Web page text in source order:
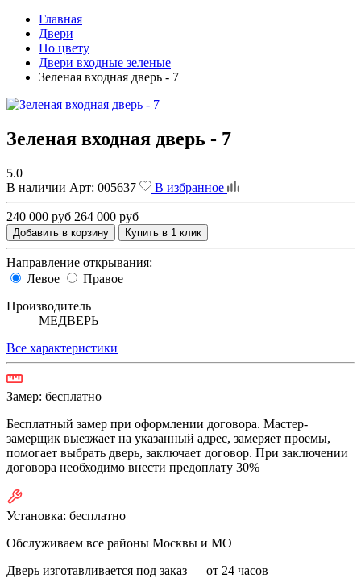
Главная
Двери
По цвету
Двери входные зеленые
Зеленая входная дверь - 7
Зеленая входная дверь - 7
5.0
В наличии Арт: 005637 В избранное
240 000 руб 264 000 руб
Добавить в корзину Купить в 1 клик
Направление открывания:
Левое
Правое
Производитель
МЕДВЕРЬ
Все характеристики
Замер: бесплатно
Бесплатный замер при оформлении договора. Мастер-
замерщик выезжает на указанный адрес, замеряет проемы,
помогает выбрать дверь, заключает договор. При заключении
договора необходимо внести предоплату 30%
Установка: бесплатно
Обслуживаем все районы Москвы и МО
Дверь изготавливается под заказ — от 24 часов